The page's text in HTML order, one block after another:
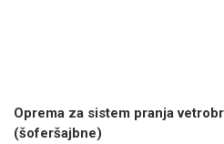
Oprema za sistem pranja
(šoferšajbne)